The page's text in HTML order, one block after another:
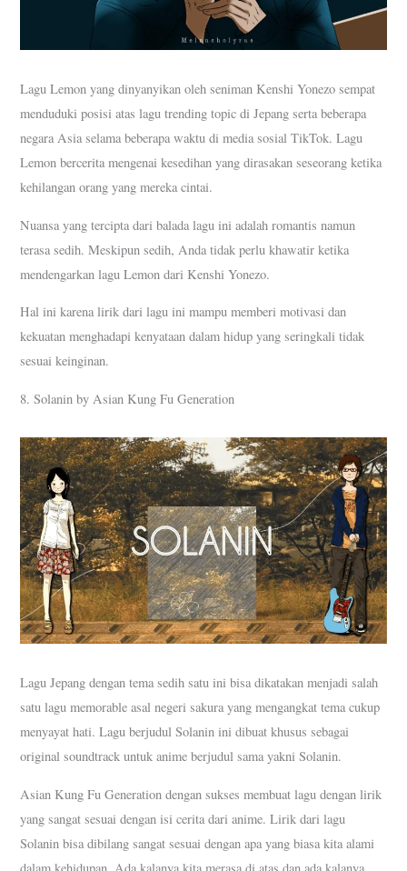
Lagu Lemon yang dinyanyikan oleh seniman Kenshi Yonezo sempat
menduduki posisi atas lagu trending topic di Jepang serta beberapa
negara Asia selama beberapa waktu di media sosial TikTok. Lagu
Lemon bercerita mengenai kesedihan yang dirasakan seseorang ketika
kehilangan orang yang mereka cintai.
Nuansa yang tercipta dari balada lagu ini adalah romantis namun
terasa sedih. Meskipun sedih, Anda tidak perlu khawatir ketika
mendengarkan lagu Lemon dari Kenshi Yonezo.
Hal ini karena lirik dari lagu ini mampu memberi motivasi dan
kekuatan menghadapi kenyataan dalam hidup yang seringkali tidak
sesuai keinginan.
8. Solanin by Asian Kung Fu Generation
Lagu Jepang dengan tema sedih satu ini bisa dikatakan menjadi salah
satu lagu memorable asal negeri sakura yang mengangkat tema cukup
menyayat hati. Lagu berjudul Solanin ini dibuat khusus sebagai
original soundtrack untuk anime berjudul sama yakni Solanin.
Asian Kung Fu Generation dengan sukses membuat lagu dengan lirik
yang sangat sesuai dengan isi cerita dari anime. Lirik dari lagu
Solanin bisa dibilang sangat sesuai dengan apa yang biasa kita alami
dalam kehidupan. Ada kalanya kita merasa di atas dan ada kalanya